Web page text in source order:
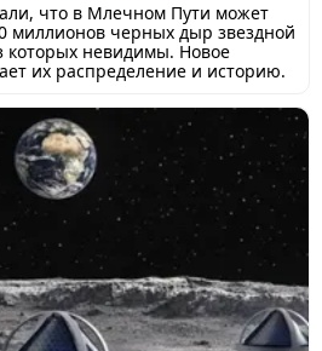
что в Млечном Пути может
миллионов черных дыр звездной
которых невидимы. Новое
их распределение и историю.